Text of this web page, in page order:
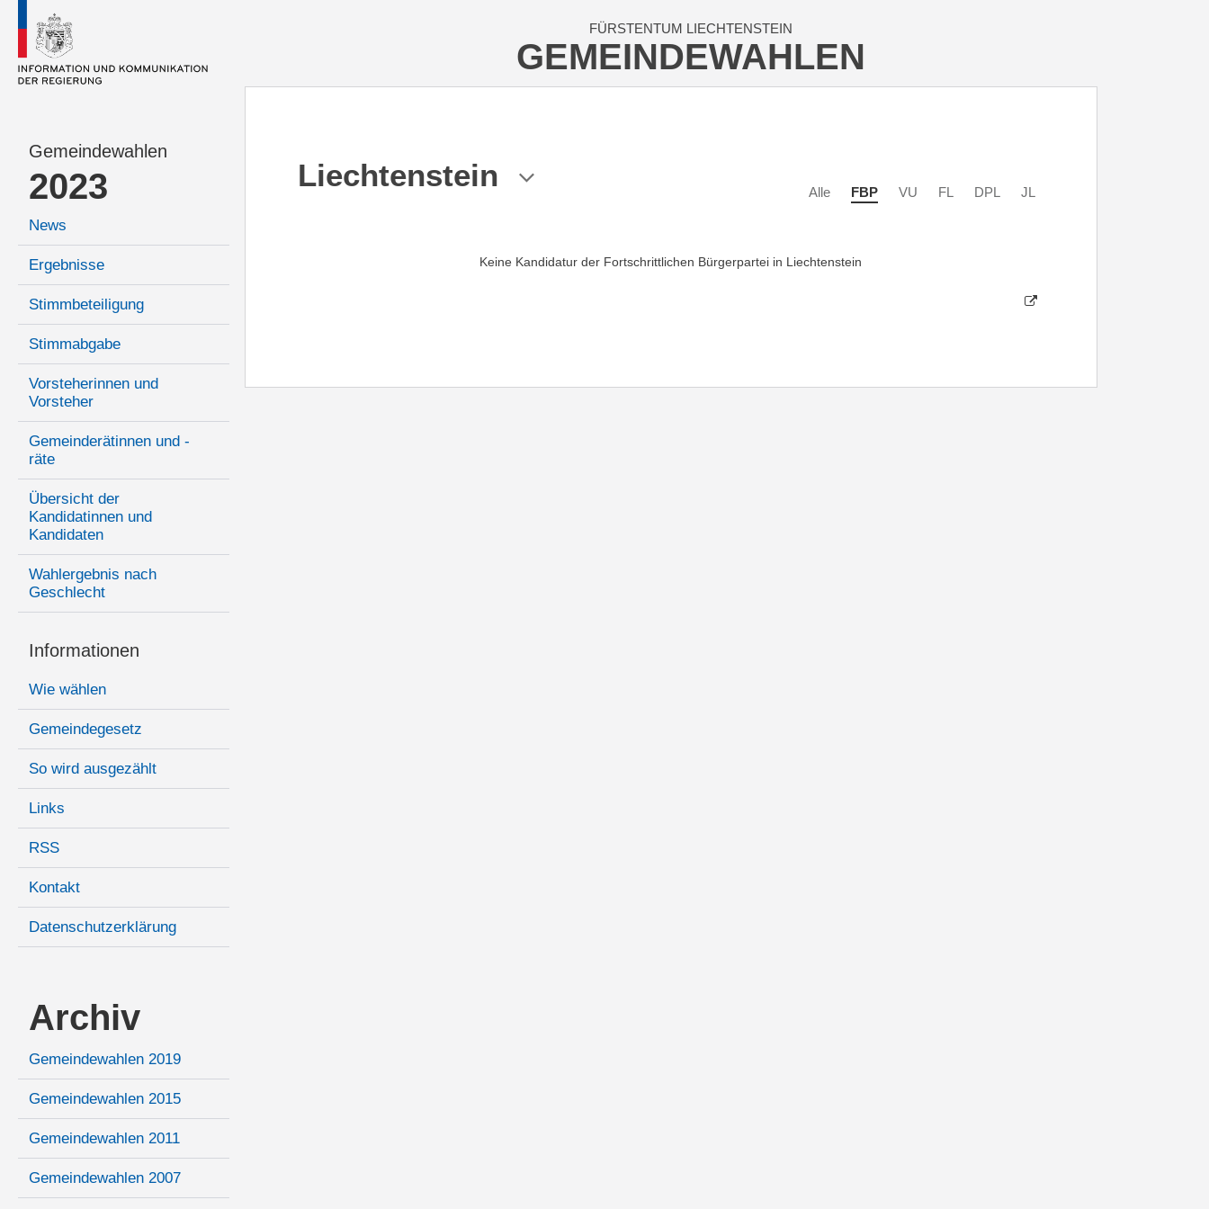
FÜRSTENTUM LIECHTENSTEIN
GEMEINDEWAHLEN
Gemeindewahlen
2023
News
Ergebnisse
Stimmbeteiligung
Stimmabgabe
Vorsteherinnen und
Vorsteher
Gemeinderätinnen und -
räte
Übersicht der
Kandidatinnen und
Kandidaten
Wahlergebnis nach
Geschlecht
Informationen
Wie wählen
Gemeindegesetz
So wird ausgezählt
Links
RSS
Kontakt
Datenschutzerklärung
Archiv
Gemeindewahlen 2019
Gemeindewahlen 2015
Gemeindewahlen 2011
Gemeindewahlen 2007
Liechtenstein Alle FBP VU FL DPL JL
Keine Kandidatur der Fortschrittlichen Bürgerpartei in Liechtenstein